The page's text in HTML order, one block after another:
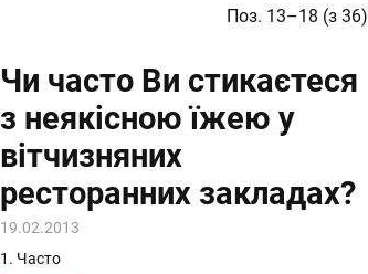
Поз. 13–18 (з 36)
Чи часто Ви стикаєтеся
з неякісною їжею у
вітчизняних
ресторанних закладах?
19.02.2013
1. Часто